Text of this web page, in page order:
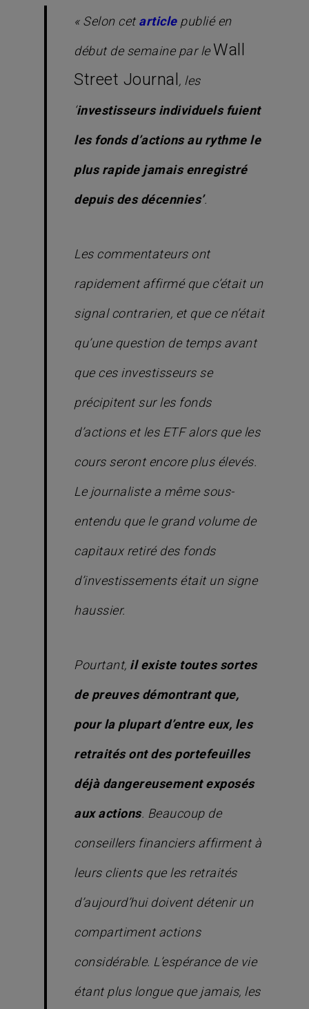
« Selon cet articlepublié en
début de semaine par le Wall
Street Journal , les
‘investisseurs individuels fuient
les fonds d’actions au rythme le
plus rapide jamais enregistré
depuis des décennies’.
Les commentateurs ont
rapidement affirmé que c’était un
signal contrarien, et que ce n’était
qu’une question de temps avant
que ces investisseurs se
précipitent sur les fonds
d’actions et les ETF alors que les
cours seront encore plus élevés.
Le journaliste a même sous-
entendu que le grand volume de
capitaux retiré des fonds
d’investissements était un signe
haussier.
Pourtant, il existe toutes sortes
de preuves démontrant que,
pour la plupart d’entre eux, les
retraités ont des portefeuilles
déjà dangereusement exposés
aux actions. Beaucoup de
conseillers financiers affirment à
leurs clients que les retraités
d’aujourd’hui doivent détenir un
compartiment actions
considérable. L’espérance de vie
étant plus longue que jamais, les